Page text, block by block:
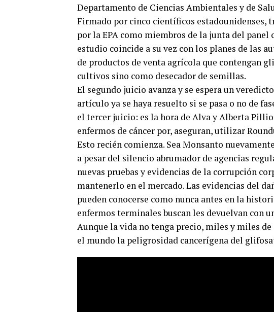
Departamento de Ciencias Ambientales y de
Firmado por cinco científicos estadounidenses,
por la EPA como miembros de la junta del
estudio coincide a su vez con los planes de las
de productos de venta agrícola que contengan
cultivos sino como desecador de semillas.
El segundo juicio avanza y se espera un
artículo ya se haya resuelto si se pasa o no de
el tercer juicio: es la hora de Alva y Alberta
enfermos de cáncer por, aseguran, utilizar
Esto recién comienza. Sea Monsanto
a pesar del silencio abrumador de agencias
nuevas pruebas y evidencias de la corrupción
mantenerlo en el mercado. Las evidencias del
pueden conocerse como nunca antes en la
enfermos terminales buscan les devuelvan con
Aunque la vida no tenga precio, miles y miles
el mundo la peligrosidad cancerígena del